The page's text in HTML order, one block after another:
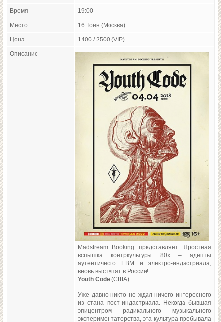
Время 19:00
Место 16 Тонн (Москва)
Цена 1400 / 2500 (VIP)
Описание
Madstream Booking представляет: Яростная
вспышка контркультуры 80х – адепты
аутентичного EBM и электро-индастриала,
вновь выступят в России!
Youth Code (США)
Уже давно никто не ждал ничего интересного
из стана пост-индастриала. Некогда бывшая
эпицентром радикального музыкального
экспериментаторства, эта культура пребывала